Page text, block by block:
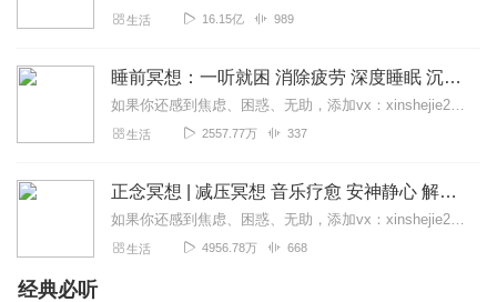
生活 16.15亿 989
睡前冥想：一听就困 消除疲劳 深度睡眠 沉浸体验
如果你还感到焦虑、困惑、无助，添加vx：xinshejie2018、vx公众号：宣萱心伴，与主播宣萱开启心灵交流之旅，共建温暖的精神家园！如果你喜欢我的内容，请...
生活 2557.77万 337
正念冥想 | 减压冥想 音乐疗愈 安神静心 解郁降噪
如果你还感到焦虑、困惑、无助，添加vx：xinshejie2018、vx公众号：宣萱心伴，与主播宣萱开启心灵交流之旅，共建温暖的精神家园！如果你喜欢我的内容，请...
生活 4956.78万 668
经典必听